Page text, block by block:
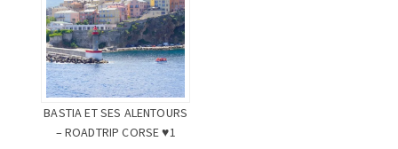
BASTIA ET SES ALENTOURS
– ROADTRIP CORSE ♥1